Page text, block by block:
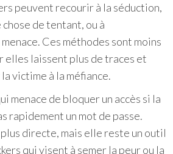
peuvent recourir à la séduction,
de tentant, ou à
Ces méthodes sont moins
elles laissent plus de traces et
victime à la méfiance.
menace de bloquer un accès si la
rapidement un mot de passe.
directe, mais elle reste un outil
qui visent à semer la peur ou la